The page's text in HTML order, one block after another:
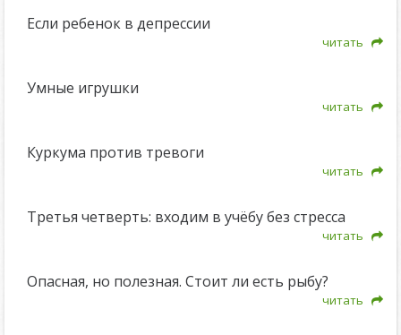
Если ребенок в депрессии
читать
Умные игрушки
читать
Куркума против тревоги
читать
Третья четверть: входим в учёбу без стресса
читать
Опасная, но полезная. Стоит ли есть рыбу?
читать